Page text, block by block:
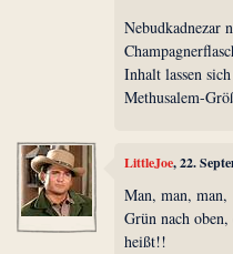
Nebudkadnezar
Inhalt lassen
Methusalem-
LittleJoe, 22.
Man, man, man,
Grün nach
heißt!!